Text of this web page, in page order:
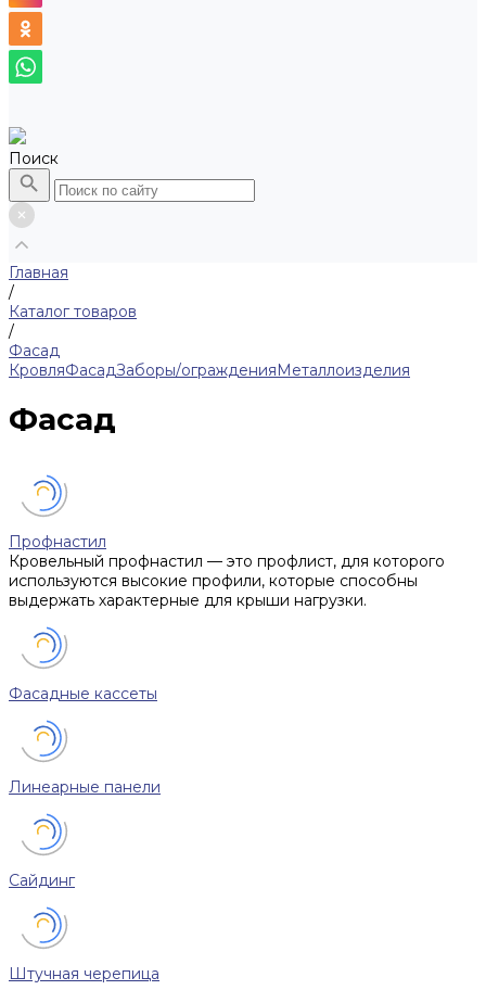
Поиск
Главная
/
Каталог товаров
/
Фасад
КровляФасадЗаборы/огражденияМеталлоизделия
Фасад
Профнастил
Кровельный профнастил — это профлист, для которого
используются высокие профили, которые способны
выдержать характерные для крыши нагрузки.
Фасадные кассеты
Линеарные панели
Сайдинг
Штучная черепица